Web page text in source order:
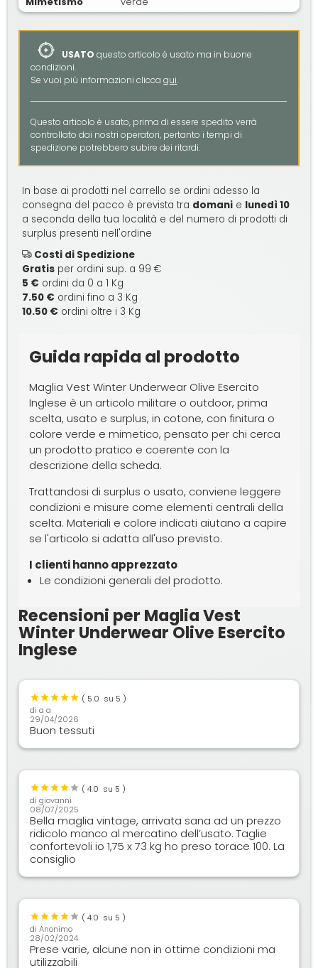
USATO questo articolo è usato ma in buone
condizioni.
Se vuoi più informazioni cliccaqui.
Questo articolo é usato, prima di essere spedito verrà
controllato dai nostri operatori, pertanto i tempi di
spedizione potrebbero subire dei ritardi.
In base ai prodotti nel carrello se ordini adesso la
consegna del pacco è prevista tra domani e lunedì 10
a seconda della tua località e del numero di prodotti di
surplus presenti nell'ordine
Costi di Spedizione
Gratis per ordini sup. a 99 €
5 € ordini da 0 a 1 Kg
7.50 € ordini fino a 3 Kg
10.50 € ordini oltre i 3 Kg
Guida rapida al prodotto
Maglia Vest Winter Underwear Olive Esercito
Inglese è un articolo militare o outdoor, prima
scelta, usato e surplus, in cotone, con finitura o
colore verde e mimetico, pensato per chi cerca
un prodotto pratico e coerente con la
descrizione della scheda.
Trattandosi di surplus o usato, conviene leggere
condizioni e misure come elementi centrali della
scelta. Materiali e colore indicati aiutano a capire
se l'articolo si adatta all'uso previsto.
I clienti hanno apprezzato
Le condizioni generali del prodotto.
Recensioni per Maglia Vest
Winter Underwear Olive Esercito
Inglese
( 5.0 su 5 )
dia a
29/04/2026
Buon tessuti
(4.0 su 5 )
digiovanni
08/07/2025
Bella maglia vintage, arrivata sana ad un prezzo
ridicolo manco al mercatino dell’usato. Taglie
confortevoli io 1,75 x 73 kg ho preso torace 100. La
consiglio
(4.0 su 5 )
diAnonimo
28/02/2024
Prese varie, alcune non in ottime condizioni ma
utilizzabili